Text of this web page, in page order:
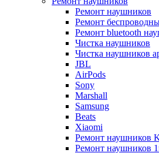
Ремонт наушников
Ремонт
Ремонт bluetooth
Чистка наушников
Чистка наушников
JBL
AirPods
Sony
Marshall
Samsung
Beats
Xiaomi
Ремонт наушников
Ремонт наушников